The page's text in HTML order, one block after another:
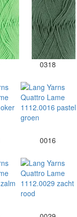
0318
0016